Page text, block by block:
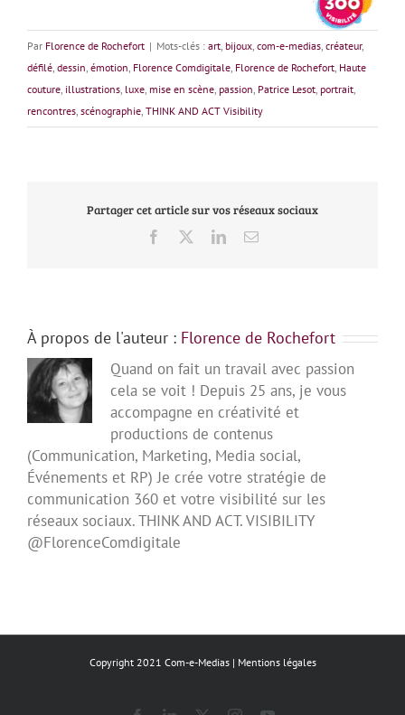
Par Florence de Rochefort | Mots-clés : art bijoux com-e-medias créateur,
défilé dessin émotion Florence Comdigitale Florence de Rochefort Haute
couture illustrations luxe mise en scène passion Patrice Lesot portrait
rencontres scénographie THINK AND ACT Visibility
Partager cet article sur vos réseaux sociaux
Facebook LinkedInEmail
À propos de l'auteur : Florence de Rochefort
Quand on fait un travail avec passion
cela se voit ! Depuis 25 ans, je vous
accompagne en créativité et
productions de contenus
(Communication, Marketing, Media social,
Événements et RP) Je crée votre stratégie de
communication 360 et votre visibilité sur les
réseaux sociaux. THINK AND ACT. VISIBILITY
@FlorenceComdigitale
Copyright 2021 Com-e-Medias | Mentions légales